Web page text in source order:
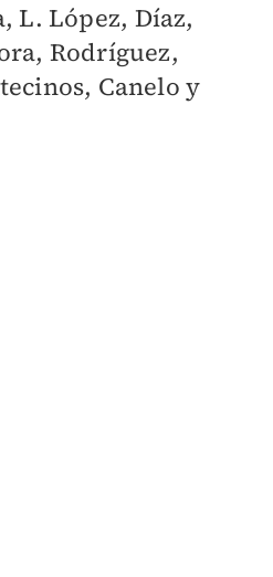
L. López, Díaz,
Rodríguez,
Canelo y